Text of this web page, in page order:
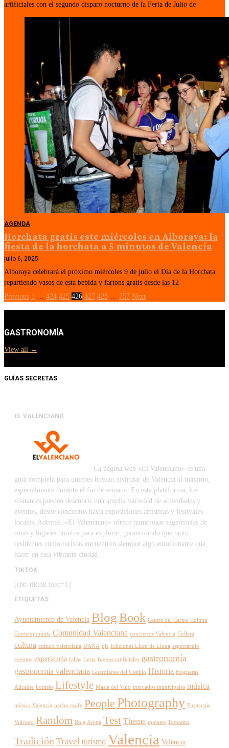
artificiales con el segundo disparo nocturno de la Feria de Julio de
AGENDA
Horchata gratis este miércoles en Alboraya: la
fiesta de la horchata a 5 minutos de Valencia
julio 6, 2025
Alboraya celebrará el próximo miércoles 9 de julio el Día de la Horchata
repartiendo vasos de esta bebida y fartons gratis desde las 12
Previous 1 … 424 425 426 427 428 … 757 Next
GASTRONOMÍA
View all →
GUÍAS SECRETAS
EL VALENCIANO
La página web «El Valenciano» es una
guía completa para quienes buscan disfrutar de Valencia al máximo,
especialmente durante el fin de semana. En esta plataforma, los
visitantes pueden descubrir una amplia variedad de actividades y
eventos, desde conciertos hasta exposiciones artísticas y festivales
locales. Además, «El Valenciano» ofrece numerosas sugerencias de
rutas y lugares bonitos para explorar, garantizando que tanto
residentes como turistas encuentren siempre algo emocionante que
hacer en esta vibrante ciudad.
TIKTOK
[sbtt-tiktok feed=1]
ETIQUETAS
Ayuntamiento de Valencia BlogBook Centre del Carme Cultura
Contemporània Comunidad Valenciana conciertos Valencia Cullera
cultura cultura valenciana DANA djs Ediciones Llum de Lluna espectáculo
eventos experiencia fallas fiesta fuegos artificiales gastronomía
gastronomía valenciana Guardianes del Castillo Historia Hogueras
Alicante horario Lifestyle Masía del Vino mercados municipales música
música Valencia nacho golfe People Photography Pirotecnia
Vulcano Random Roig Arena Test Theme tomates Tomatina
Tradición Travel turismo Valencia València